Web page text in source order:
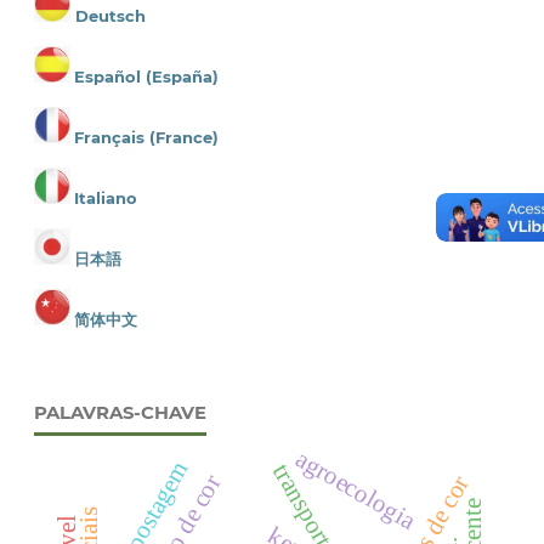
Deutsch
Español (España)
Français (France)
Italiano
日本語
简体中文
PALAVRAS-CHAVE
agroecologia